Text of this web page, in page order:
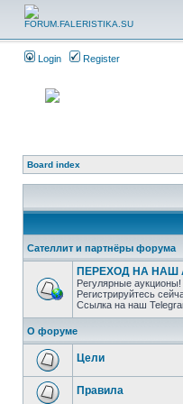
Login Register
Board index
Сателлит и партнёры форума
ПЕРЕХОД НА НАШ
Регулярные аукционы!
Регистрируйтесь
Ссылка на наш
О форуме
Цели
Правила